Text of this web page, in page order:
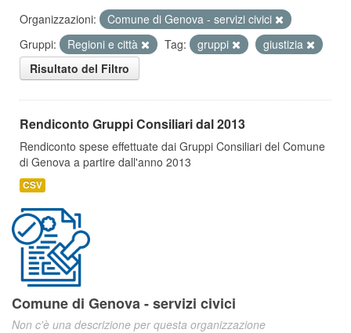
Organizzazioni:
Comune di Genova - servizi civici
Gruppi:
Regioni e città Tag: gruppi
giustizia
Risultato del Filtro
Rendiconto Gruppi Consiliari dal 2013
Rendiconto spese effettuate dai Gruppi Consiliari del Comune
di Genova a partire dall'anno 2013
CSV
Comune di Genova - servizi civici
Non c'è una descrizione per questa organizzazione